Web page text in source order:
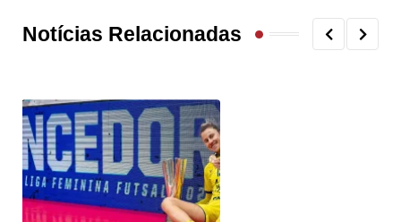
Notícias Relacionadas